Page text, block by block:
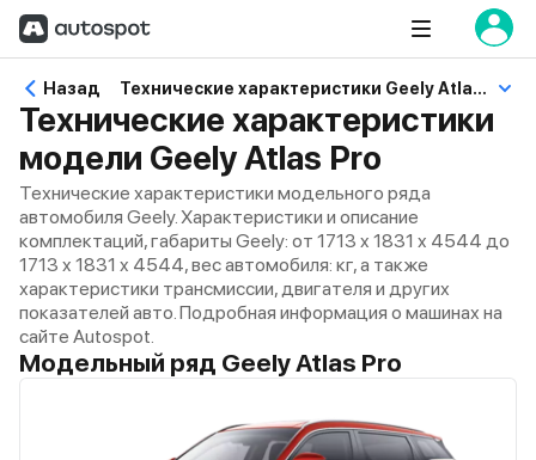
Назад Технические характеристики Geely Atlas Pro
Технические характеристики
модели Geely Atlas Pro
Технические характеристики модельного ряда
автомобиля Geely. Характеристики и описание
комплектаций, габариты Geely: от 1713 x 1831 x 4544 до
1713 x 1831 x 4544, вес автомобиля: кг, а также
характеристики трансмиссии, двигателя и других
показателей авто. Подробная информация о машинах на
сайте Autospot.
Модельный ряд Geely Atlas Pro